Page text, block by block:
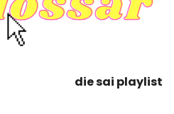
die sai playlist